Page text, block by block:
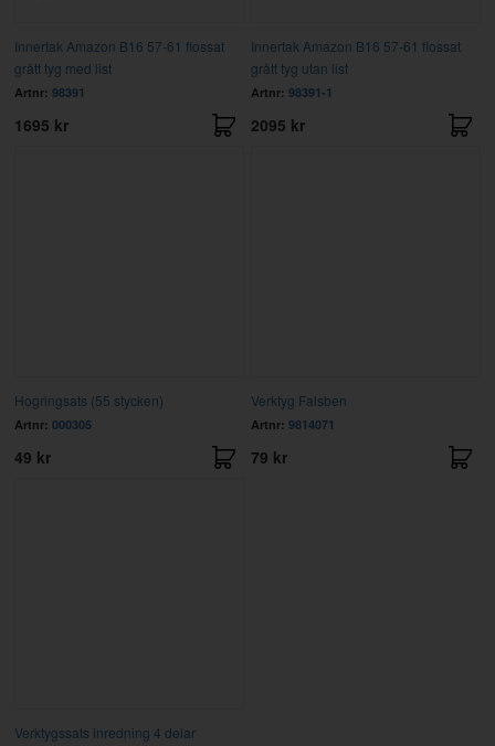
Innertak Amazon B16 57-61 flossat
grått tyg med list
Artnr: 98391
1695 kr
Innertak Amazon B16 57-61 flossat
grått tyg utan list
Artnr: 98391-1
2095 kr
Hogringsats (55 stycken)
Artnr: 000305
49 kr
Verktyg Falsben
Artnr: 9814071
79 kr
Verktygssats inredning 4 delar